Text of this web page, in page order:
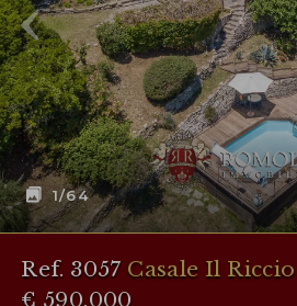
1/64
Ref. 3057 Casale Il Riccio
€ 590,000